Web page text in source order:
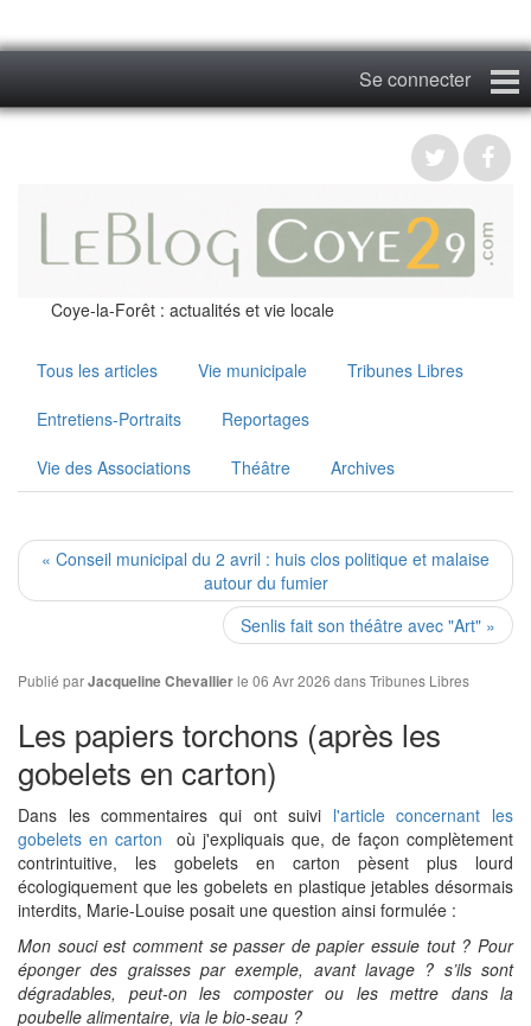
Se connecter
Coye29
Blog
Albums
Coye-la-Forêt : actualités et vie locale
Tous les articles Vie municipale Tribunes Libres
Entretiens-Portraits Reportages
Vie des Associations Théâtre Archives
« Conseil municipal du 2 avril : huis clos politique et malaise
autour du fumier
Senlis fait son théâtre avec "Art" »
Publié parJacqueline Chevallierle 06 Avr 2026 dansTribunes Libres
Les papiers torchons (après les
gobelets en carton)
Dans les commentaires qui ont suivi l'article concernant les
gobelets en carton où j'expliquais que, de façon complètement
contrintuitive, les gobelets en carton pèsent plus lourd
écologiquement que les gobelets en plastique jetables désormais
interdits, Marie-Louise posait une question ainsi formulée :
Mon souci est comment se passer de papier essuie tout ? Pour
éponger des graisses par exemple, avant lavage ? s’ils sont
dégradables, peut-on les composter ou les mettre dans la
poubelle alimentaire, via le bio-seau ?